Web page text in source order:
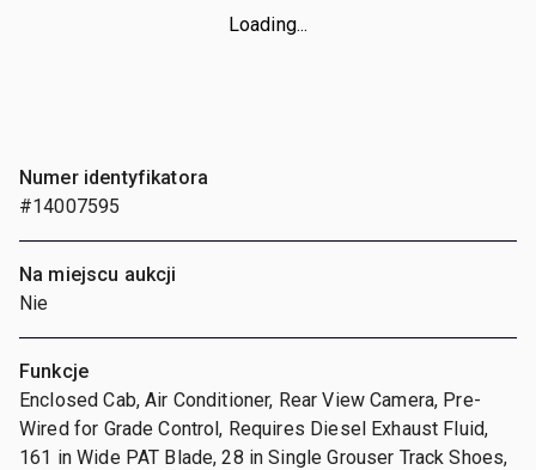
Loading...
Numer identyfikatora
#14007595
Na miejscu aukcji
Nie
Funkcje
Enclosed Cab, Air Conditioner, Rear View Camera, Pre-
Wired for Grade Control, Requires Diesel Exhaust Fluid,
161 in Wide PAT Blade, 28 in Single Grouser Track Shoes,